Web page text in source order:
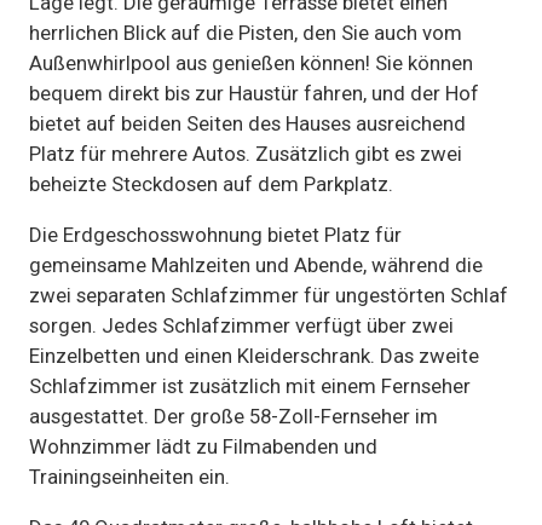
herrlichen Blick auf die Pisten, den Sie auch vom
Außenwhirlpool aus genießen können! Sie können
bequem direkt bis zur Haustür fahren, und der Hof
bietet auf beiden Seiten des Hauses ausreichend
Platz für mehrere Autos. Zusätzlich gibt es zwei
beheizte Steckdosen auf dem Parkplatz.
Die Erdgeschosswohnung bietet Platz für
gemeinsame Mahlzeiten und Abende, während die
zwei separaten Schlafzimmer für ungestörten Schlaf
sorgen. Jedes Schlafzimmer verfügt über zwei
Einzelbetten und einen Kleiderschrank. Das zweite
Schlafzimmer ist zusätzlich mit einem Fernseher
ausgestattet. Der große 58-Zoll-Fernseher im
Wohnzimmer lädt zu Filmabenden und
Trainingseinheiten ein.